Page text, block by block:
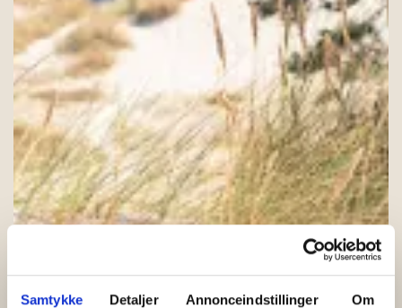
Samtykke Detaljer Annonceindstillinger Om